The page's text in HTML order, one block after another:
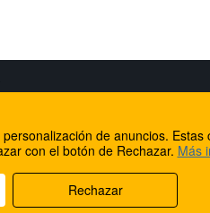
Internet Rural
Registro de
de anuncios.
con el botón de Rechazar. Más
Rechazar